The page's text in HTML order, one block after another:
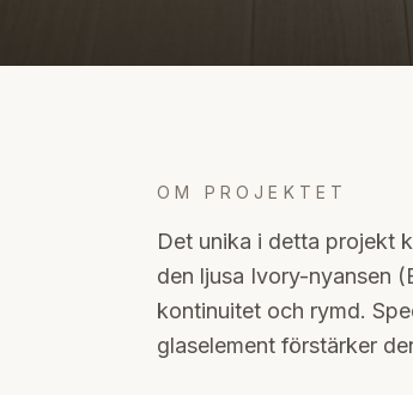
OM PROJEKTET
Det unika i detta projekt
den ljusa Ivory-nyansen
kontinuitet och rymd.
glaselement förstärker